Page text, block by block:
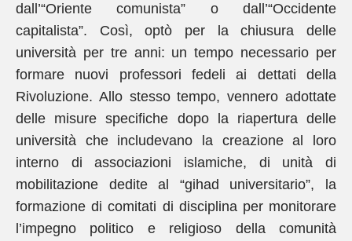
dall’“Oriente comunista” o dall’“Occidente
capitalista”. Così, optò per la chiusura delle
università per tre anni: un tempo necessario per
formare nuovi professori fedeli ai dettati della
Rivoluzione. Allo stesso tempo, vennero adottate
delle misure specifiche dopo la riapertura delle
università che includevano la creazione al loro
interno di associazioni islamiche, di unità di
mobilitazione dedite al “gihad universitario”, la
formazione di comitati di disciplina per monitorare
l’impegno politico e religioso della comunità